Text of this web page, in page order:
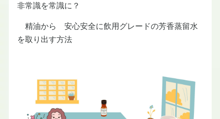
非常識を常識に？
精油から 安心安全に飲用グレードの芳香蒸留水
を取り出す方法